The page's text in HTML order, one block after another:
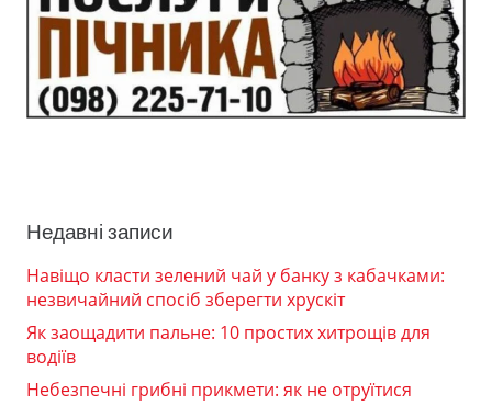
Недавні записи
Навіщо класти зелений чай у банку з кабачками:
незвичайний спосіб зберегти хрускіт
Як заощадити пальне: 10 простих хитрощів для
водіїв
Небезпечні грибні прикмети: як не отруїтися